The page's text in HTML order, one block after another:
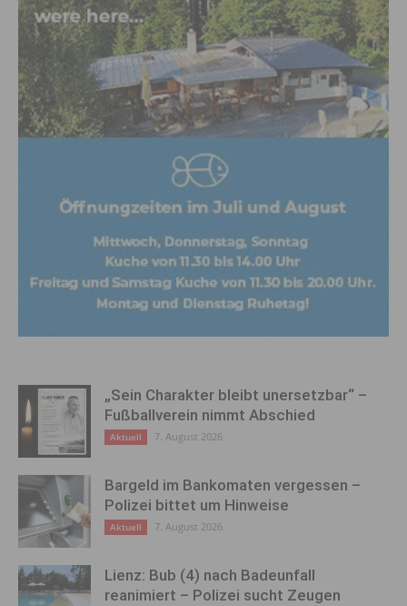
„Sein Charakter bleibt unersetzbar“ –
Fußballverein nimmt Abschied
Aktuell 7. August 2026
Bargeld im Bankomaten vergessen –
Polizei bittet um Hinweise
Aktuell 7. August 2026
Lienz: Bub (4) nach Badeunfall
reanimiert – Polizei sucht Zeugen